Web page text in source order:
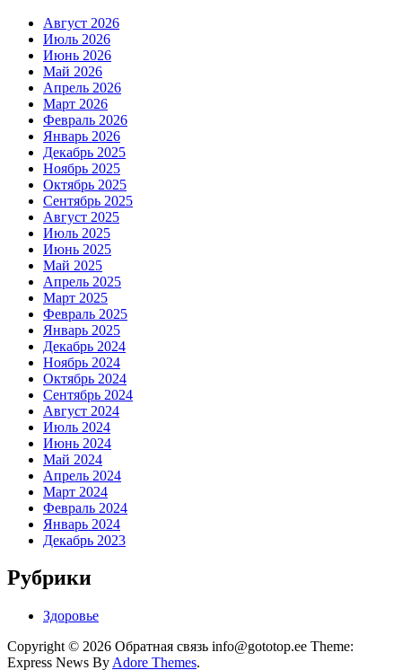
Август 2026
Июль 2026
Июнь 2026
Май 2026
Апрель 2026
Март 2026
Февраль 2026
Январь 2026
Декабрь 2025
Ноябрь 2025
Октябрь 2025
Сентябрь 2025
Август 2025
Июль 2025
Июнь 2025
Май 2025
Апрель 2025
Март 2025
Февраль 2025
Январь 2025
Декабрь 2024
Ноябрь 2024
Октябрь 2024
Сентябрь 2024
Август 2024
Июль 2024
Июнь 2024
Май 2024
Апрель 2024
Март 2024
Февраль 2024
Январь 2024
Декабрь 2023
Рубрики
Здоровье
Copyright © 2026 Обратная связь info@gototop.ee Theme:
Express News By Adore Themes.